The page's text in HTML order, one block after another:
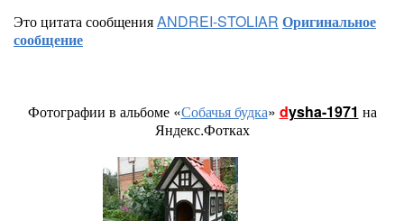
Это цитата сообщенияANDREI-STOLIAR Оригинальное
сообщение
Фотографии в альбоме «Собачья будка» dysha-1971 на
Яндекс.Фотках